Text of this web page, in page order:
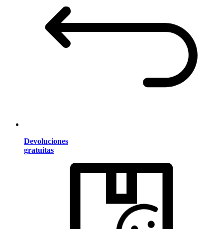
Devoluciones
gratuitas